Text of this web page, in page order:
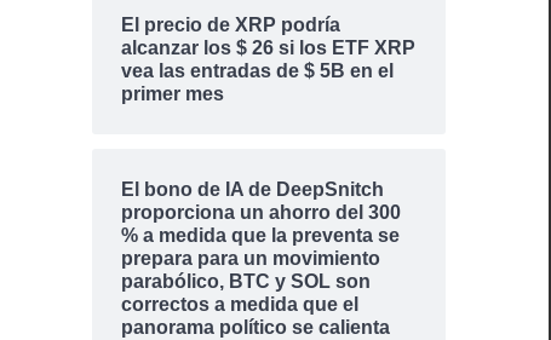
El precio de XRP podría
alcanzar los $ 26 si los ETF XRP
vea las entradas de $ 5B en el
primer mes
El bono de IA de DeepSnitch
proporciona un ahorro del 300
% a medida que la preventa se
prepara para un movimiento
parabólico, BTC y SOL son
correctos a medida que el
panorama político se calienta